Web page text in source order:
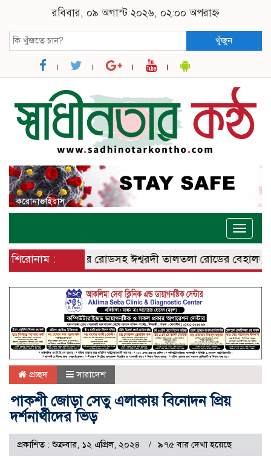
রবিবার, ০৯ অগাস্ট ২০২৬, ০২:০০ অপরাহ্ন
খুঁজুন
Toggle
শিরোনাম :
– বানেশ্বর রোডসহ ঈশ্বরদী তালতলা রোডের বেহালদশা
প্রচ্ছদ সারাদেশ
পাকশী জোড়া সেতু এলাকায় বিনোদন প্রিয়
দর্শনার্থীদের ভিড়
প্রকাশিত : শুক্রবার, ১২ এপ্রিল, ২০২৪ ৯৭৫ বার দেখা হয়েছে